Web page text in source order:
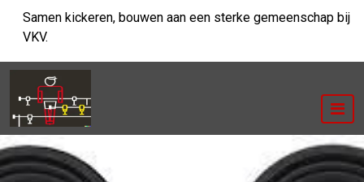
naar
inhoud
Samen kickeren, bouwen aan een sterke gemeenschap bij
VKV.